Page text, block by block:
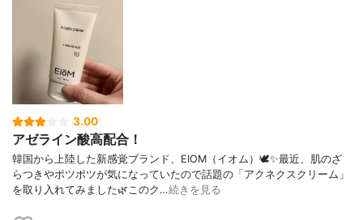
3.00
アゼライン酸高配合！
韓国から上陸した新感覚ブランド、EIOM（イオム）🕊️✨最近、肌のざ
らつきやポツポツが気になっていたので話題の「アクネクスクリーム」
を取り入れてみました🌿このク…続きを見る